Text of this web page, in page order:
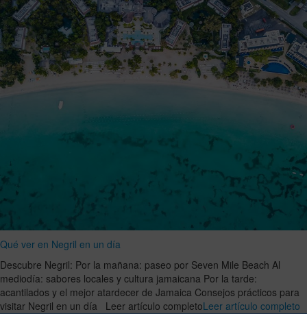
Qué ver en Negril en un día
Descubre Negril: Por la mañana: paseo por Seven Mile Beach Al
mediodía: sabores locales y cultura jamaicana Por la tarde:
acantilados y el mejor atardecer de Jamaica Consejos prácticos para
visitar Negril en un día Leer artículo completoLeer artículo completo